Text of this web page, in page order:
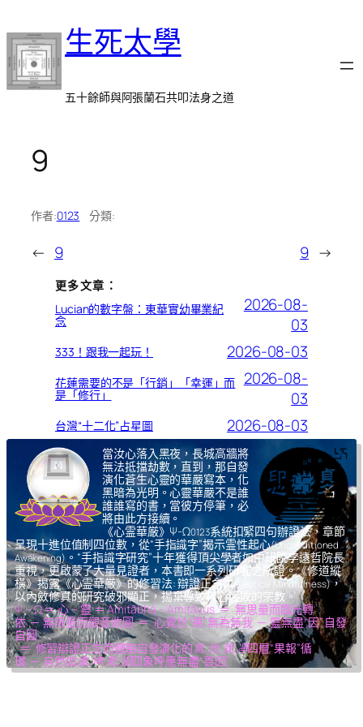
至
主
要
內
生死太學
五十餘師與阿張蘭石共叩法身之道
9
作者:0123 分類:
← 9 9 →
更多文章：
Lucian的數字盤：東華實幼畢業紀
念
2026-08-
03
333！跟我一起玩！ 2026-08-03
花蓮需要的不是「行銷」「幸運」而
是「修行」
2026-08-
03
台灣“十二化”占星圖 2026-08-03
當汝心落入黑夜，長城高牆將
無法抵擋劫數，直到，那自發
演化蒼生心靈的華嚴寫本，化
黑暗為光明。心靈華嚴不是誰
誰誰寫的書，當彼方停筆，必
將由此方接續。
《心霊華厳》Ψ-Ω0123系統扣緊四句辦證法，章節
呈現十進位值制四位數，從“手指識字”揭示霊性起心(Unconditioned
Awakening) 。“手指識字研究”十年獲得頂尖學者如中研院李遠哲院長
重視，更啟蒙了大量見證者，本書即一系列研究之所證。《修道縱
橫》揭露《心霊華厳》的修習法: 辯證正念(Dialectical Mindfulness)，
以內斂修真的研究破邪顯正，揚棄導致核心腐敗的宗教。
Ψ – Ω ＝ 心 – 靈 ＝ Amitābhā – Amitāyus ＝ 無思量而臨光轉
依 ─ 無限量而觀音收圓 ＝ 心覺於“果”,無為無我 ─ 靈無盡“因”,自發
自圓
＝ 修習辯證正念而體驗自發演化的氣,光,我,凈四層“果報”循
環 ─ 自然如復,坤,乾,逅四象呼應無盡“善因”